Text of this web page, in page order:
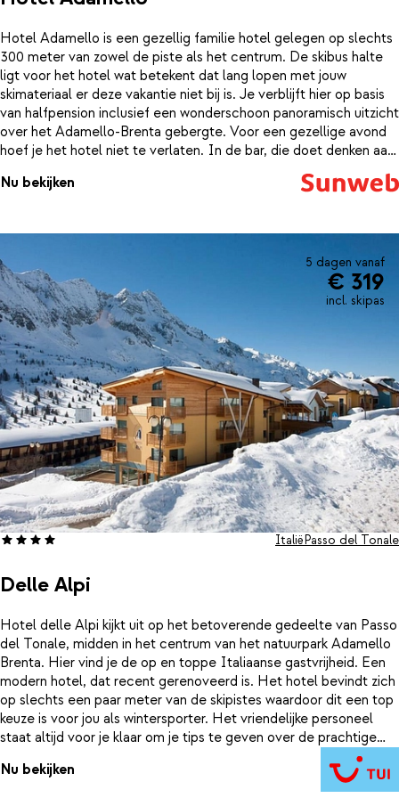
Hotel Adamello is een gezellig familie hotel gelegen op slechts
300 meter van zowel de piste als het centrum. De skibus halte
ligt voor het hotel wat betekent dat lang lopen met jouw
skimateriaal er deze vakantie niet bij is. Je verblijft hier op basis
van halfpension inclusief een wonderschoon panoramisch uitzicht
over het Adamello-Brenta gebergte. Voor een gezellige avond
hoef je het hotel niet te verlaten. In de bar, die doet denken aan
een knusse berghut, geniet je van een lekkere hot choco met
slagroom of je bestelt je favoriete drankje. De kamers zijn ruim
gemaakt van een combinatie van hout en steen dat een rustieke
uitstraling geeft.
Nu bekijken
5 dagen vanaf
€ 319
incl. skipas
Delle Alpi
ItaliëPasso del Tonale
Hotel delle Alpi kijkt uit op het betoverende gedeelte van Passo
del Tonale, midden in het centrum van het natuurpark Adamello
Brenta. Hier vind je de op en toppe Italiaanse gastvrijheid. Een
modern hotel, dat recent gerenoveerd is. Het hotel bevindt zich
op slechts een paar meter van de skipistes waardoor dit een top
keuze is voor jou als wintersporter. Het vriendelijke personeel
staat altijd voor je klaar om je tips te geven over de prachtige
omgeving. Na een heerlijke dag skiën kun je genieten van de
traditionele en internationale gerechten die worden geserveerd
in het restaurant. Proef ook eens een heerlijke wijn uit de goed
Nu bekijken